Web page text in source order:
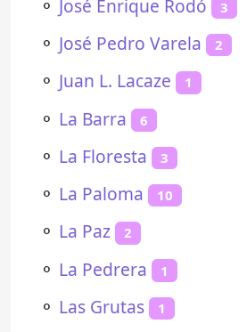
⚬ José Enrique Rodó 3
⚬ José Pedro Varela 2
⚬ Juan L. Lacaze 1
⚬ La Barra 6
⚬ La Floresta 3
⚬ La Paloma 10
⚬ La Paz 2
⚬ La Pedrera 1
⚬ Las Grutas 1